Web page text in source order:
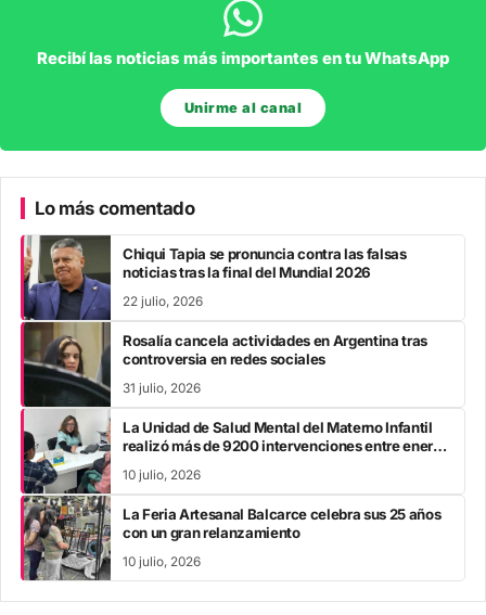
Recibí las noticias más importantes en tu WhatsApp
Unirme al canal
Lo más comentado
Chiqui Tapia se pronuncia contra las falsas
noticias tras la final del Mundial 2026
22 julio, 2026
Rosalía cancela actividades en Argentina tras
controversia en redes sociales
31 julio, 2026
La Unidad de Salud Mental del Materno Infantil
realizó más de 9200 intervenciones entre enero
10 julio, 2026
La Feria Artesanal Balcarce celebra sus 25 años
con un gran relanzamiento
10 julio, 2026